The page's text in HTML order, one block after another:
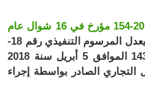
مرسوم تنفيذي رقم 20-154 مؤرخ في 16 شوال عام
، يعدل المرسوم التنفيذي رقم 18-
112 المؤرخ في 18 رجب عام 1439 الموافق 5 أبريل سنة 2018
الصادر بواسطة إجراء